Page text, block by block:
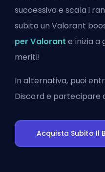
successivo e scala i
subito un Valorant
per Valorant e inizia a
meriti!
In alternativa, puoi
Discord e partecipare
Acquista Subito Il